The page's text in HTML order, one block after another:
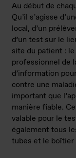
Au début de
Qu’il s’agisse
local, d’un
d’un test sur le
site du patient :
professionnel de
d’information
contre une
important que
manière fiable.
valable pour le
également tous
tubes et le boîtier